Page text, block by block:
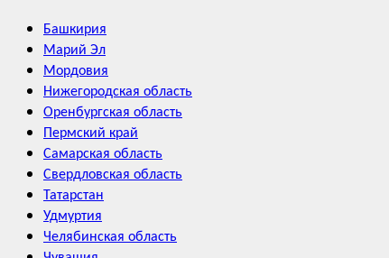
Башкирия
Марий Эл
Мордовия
Нижегородская область
Оренбургская область
Пермский край
Самарская область
Свердловская область
Татарстан
Удмуртия
Челябинская область